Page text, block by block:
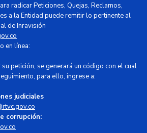
radicar Peticiones, Quejas, Reclamos,
a la Entidad puede remitir lo pertinente al
de Inravisión
en línea:
petición, se generará un código con el cual
para ello, ingrese a:
judiciales
corrupción: